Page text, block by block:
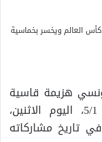
هزيمة قاسية
أمام المنتخب السويدي بنتيجة 5/1، اليوم الاثنين،
تاريخ مشاركاته